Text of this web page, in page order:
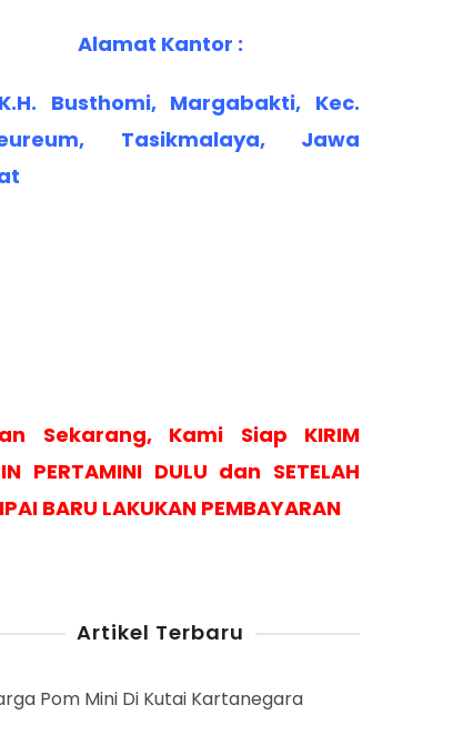
Alamat Kantor :
Busthomi, Margabakti, Kec.
Tasikmalaya, Jawa
Sekarang, Kami Siap KIRIM
PERTAMINI DULU dan SETELAH
BARU LAKUKAN PEMBAYARAN
Artikel Terbaru
Pom Mini Di Kutai Kartanegara